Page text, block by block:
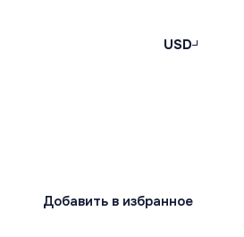
USD
Добавить в избранное